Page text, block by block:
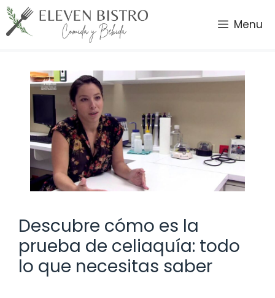
Saltar
al
contenido
Menu
Descubre cómo es la
prueba de celiaquía: todo
lo que necesitas saber